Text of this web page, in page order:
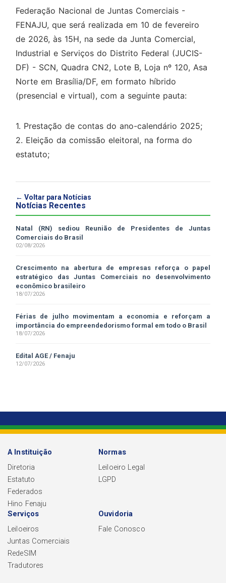
Federação Nacional de Juntas Comerciais -
FENAJU, que será realizada em 10 de fevereiro
de 2026, às 15H, na sede da Junta Comercial,
Industrial e Serviços do Distrito Federal (JUCIS-
DF) - SCN, Quadra CN2, Lote B, Loja nº 120, Asa
Norte em Brasília/DF, em formato híbrido
(presencial e virtual), com a seguinte pauta:
1. Prestação de contas do ano-calendário 2025;
2. Eleição da comissão eleitoral, na forma do
estatuto;
← Voltar para Notícias
Notícias Recentes
Natal (RN) sediou Reunião de Presidentes de Juntas
Comerciais do Brasil
02/08/2026
Crescimento na abertura de empresas reforça o papel
estratégico das Juntas Comerciais no desenvolvimento
econômico brasileiro
18/07/2026
Férias de julho movimentam a economia e reforçam a
importância do empreendedorismo formal em todo o Brasil
18/07/2026
Edital AGE / Fenaju
12/07/2026
A Instituição
Diretoria
Estatuto
Federados
Hino Fenaju
Normas
Leiloeiro Legal
LGPD
Serviços
Leiloeiros
Juntas Comerciais
RedeSIM
Tradutores
Ouvidoria
Fale Conosco